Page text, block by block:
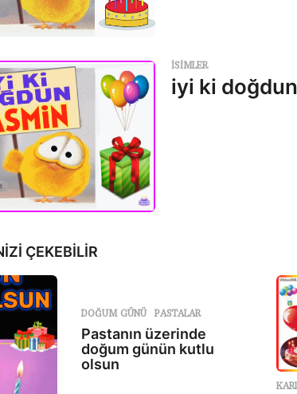
ISIMLER
iyi ki
ÇEKEBİLİR
DOĞUM GÜNÜ ,PASTALAR
Pastanın üzerinde
doğum günün kutlu
olsun